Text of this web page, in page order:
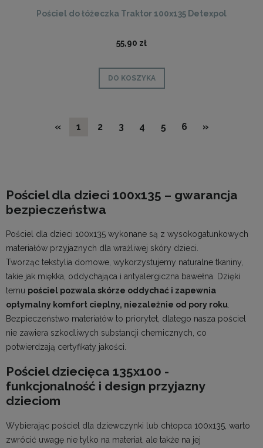
Pościel do łóżeczka Traktor 100x135 Detexpol
55,90 zł
DO KOSZYKA
« 1 2 3 4 5 6 »
Pościel dla dzieci 100x135 – gwarancja
bezpieczeństwa
Pościel dla dzieci 100x135 wykonane są z wysokogatunkowych
materiałów przyjaznych dla wrażliwej skóry dzieci.
Tworząc tekstylia domowe , wykorzystujemy naturalne tkaniny,
takie jak miękka, oddychająca i antyalergiczna bawełna. Dzięki
temu pościel pozwala skórze oddychać i zapewnia
optymalny komfort cieplny, niezależnie od pory roku
Bezpieczeństwo materiałów to priorytet, dlatego nasza pościel
nie zawiera szkodliwych substancji chemicznych, co
potwierdzają certyfikaty jakości.
Pościel dziecięca 135x100 -
funkcjonalność i design przyjazny
dzieciom
Wybierając pościel dla dziewczynki lub chłopca 100x135, warto
zwrócić uwagę nie tylko na materiał, ale także na jej